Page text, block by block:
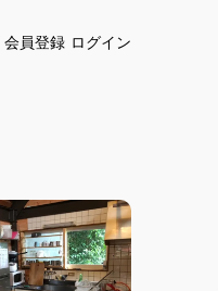
会員登録 ログイン